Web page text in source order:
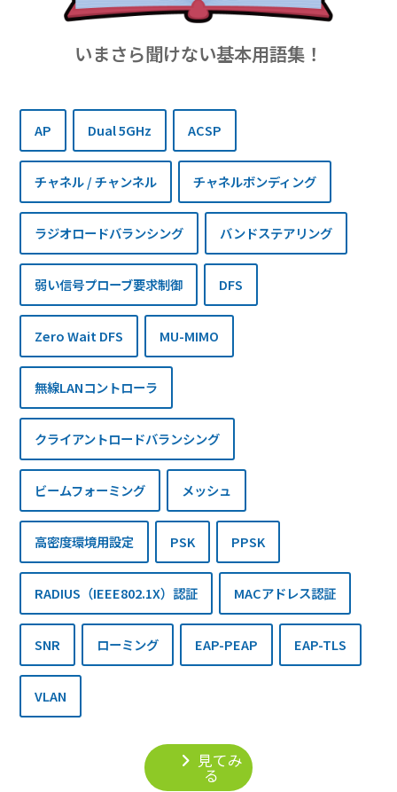
いまさら聞けない基本用語集！
AP Dual 5GHz ACSP
チャネル / チャンネル チャネルボンディング
ラジオロードバランシング バンドステアリング
弱い信号プローブ要求制御 DFS
Zero Wait DFS MU-MIMO
無線LANコントローラ
クライアントロードバランシング
ビームフォーミング メッシュ
高密度環境用設定 PSK PPSK
RADIUS（IEEE802.1X）認証 MACアドレス認証
SNR ローミング EAP-PEAP EAP-TLS
VLAN
見てみ
る